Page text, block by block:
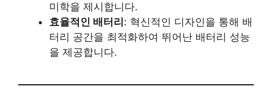
미학을 제시합니다.
효율적인 배터리 : 혁신적인 디자인을 통해 배
터리 공간을 최적화하여 뛰어난 배터리 성능
을 제공합니다.